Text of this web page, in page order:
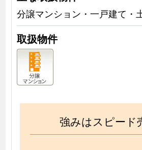
分譲マンション・一戸建て・
取扱物件
強みはスピード